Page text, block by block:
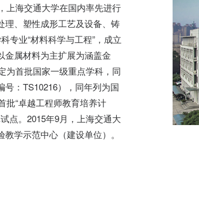
上海交通大学在国内率先进行
理、塑性成形工艺及设备、铸
专业“材料科学与工程”，成立
金属材料为主扩展为涵盖金
为首批国家一级重点学科，同
：TS10216），同年列为国
批“卓越工程师教育培养计
点。2015年9月，上海交通大
学示范中心（建设单位）。